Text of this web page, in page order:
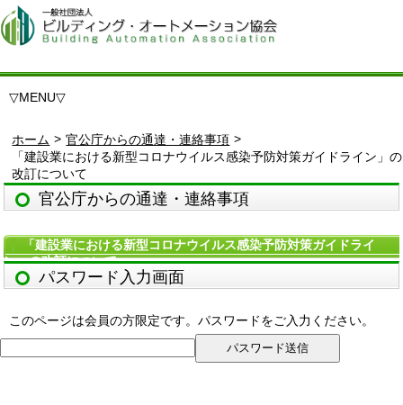
▽MENU▽
ホーム > 官公庁からの通達・連絡事項 >
「建設業における新型コロナウイルス感染予防対策ガイドライン」の
改訂について
官公庁からの通達・連絡事項
「建設業における新型コロナウイルス感染予防対策ガイドライ
ン」の改訂について
パスワード入力画面
このページは会員の方限定です。パスワードをご入力ください。